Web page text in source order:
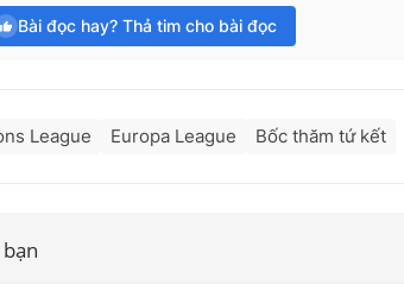
Bài đọc hay? Thả tim cho bài đọc
League Europa League Bốc thăm tứ kết